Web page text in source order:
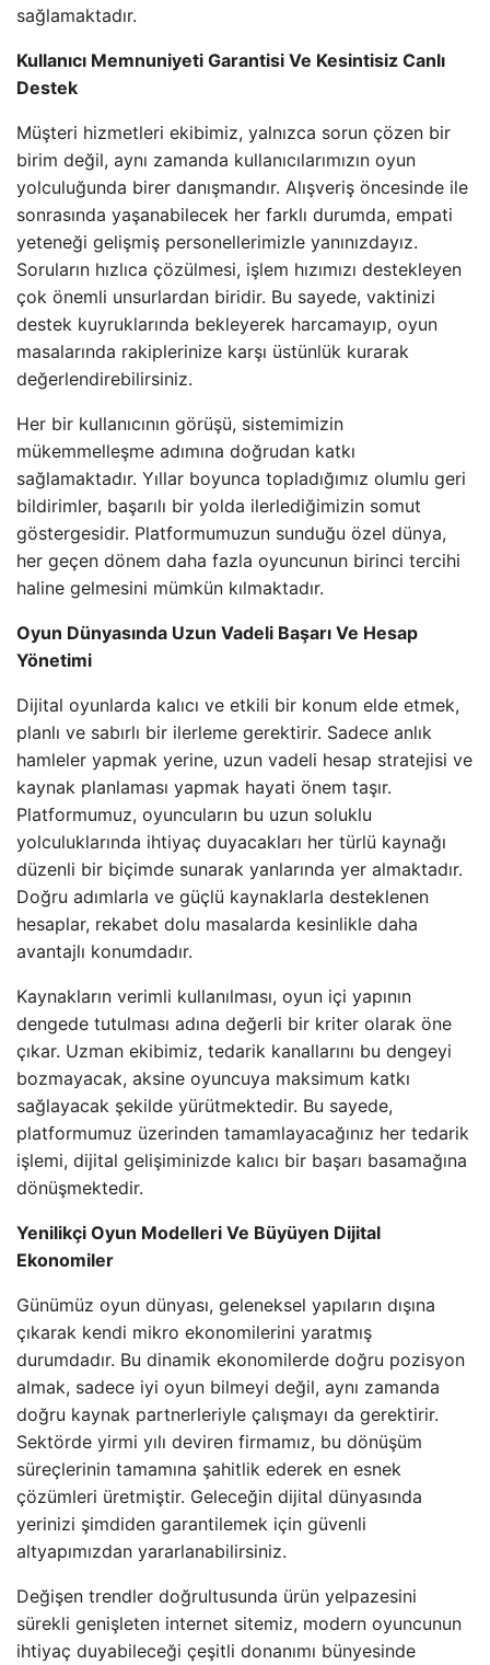
sağlamaktadır.
Kullanıcı Memnuniyeti Garantisi Ve Kesintisiz Canlı
Destek
Müşteri hizmetleri ekibimiz, yalnızca sorun çözen bir
birim değil, aynı zamanda kullanıcılarımızın oyun
yolculuğunda birer danışmandır. Alışveriş öncesinde ile
sonrasında yaşanabilecek her farklı durumda, empati
yeteneği gelişmiş personellerimizle yanınızdayız.
Soruların hızlıca çözülmesi, işlem hızımızı destekleyen
çok önemli unsurlardan biridir. Bu sayede, vaktinizi
destek kuyruklarında bekleyerek harcamayıp, oyun
masalarında rakiplerinize karşı üstünlük kurarak
değerlendirebilirsiniz.
Her bir kullanıcının görüşü, sistemimizin
mükemmelleşme adımına doğrudan katkı
sağlamaktadır. Yıllar boyunca topladığımız olumlu geri
bildirimler, başarılı bir yolda ilerlediğimizin somut
göstergesidir. Platformumuzun sunduğu özel dünya,
her geçen dönem daha fazla oyuncunun birinci tercihi
haline gelmesini mümkün kılmaktadır.
Oyun Dünyasında Uzun Vadeli Başarı Ve Hesap
Yönetimi
Dijital oyunlarda kalıcı ve etkili bir konum elde etmek,
planlı ve sabırlı bir ilerleme gerektirir. Sadece anlık
hamleler yapmak yerine, uzun vadeli hesap stratejisi ve
kaynak planlaması yapmak hayati önem taşır.
Platformumuz, oyuncuların bu uzun soluklu
yolculuklarında ihtiyaç duyacakları her türlü kaynağı
düzenli bir biçimde sunarak yanlarında yer almaktadır.
Doğru adımlarla ve güçlü kaynaklarla desteklenen
hesaplar, rekabet dolu masalarda kesinlikle daha
avantajlı konumdadır.
Kaynakların verimli kullanılması, oyun içi yapının
dengede tutulması adına değerli bir kriter olarak öne
çıkar. Uzman ekibimiz, tedarik kanallarını bu dengeyi
bozmayacak, aksine oyuncuya maksimum katkı
sağlayacak şekilde yürütmektedir. Bu sayede,
platformumuz üzerinden tamamlayacağınız her tedarik
işlemi, dijital gelişiminizde kalıcı bir başarı basamağına
dönüşmektedir.
Yenilikçi Oyun Modelleri Ve Büyüyen Dijital
Ekonomiler
Günümüz oyun dünyası, geleneksel yapıların dışına
çıkarak kendi mikro ekonomilerini yaratmış
durumdadır. Bu dinamik ekonomilerde doğru pozisyon
almak, sadece iyi oyun bilmeyi değil, aynı zamanda
doğru kaynak partnerleriyle çalışmayı da gerektirir.
Sektörde yirmi yılı deviren firmamız, bu dönüşüm
süreçlerinin tamamına şahitlik ederek en esnek
çözümleri üretmiştir. Geleceğin dijital dünyasında
yerinizi şimdiden garantilemek için güvenli
altyapımızdan yararlanabilirsiniz.
Değişen trendler doğrultusunda ürün yelpazesini
sürekli genişleten internet sitemiz, modern oyuncunun
ihtiyaç duyabileceği çeşitli donanımı bünyesinde